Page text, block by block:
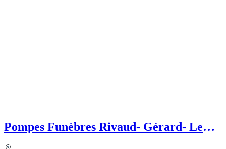
Pompes Funèbres Rivaud- Gérard- Le